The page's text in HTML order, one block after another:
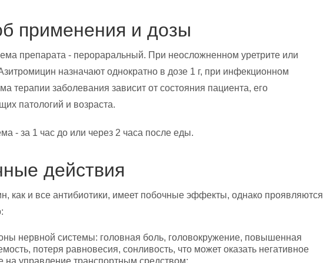
применения и дозы
препарата - перораральный. При неосложненном уретрите или
назначают однократно в дозе 1 г, при инфекционном
терапии заболевания зависит от состояния пациента, его
патологий и возраста.
- за 1 час до или через 2 часа после еды.
действия
как и все антибиотики, имеет побочные эффекты, однако проявляются
нервной системы: головная боль, головокружение, повышенная
потеря равновесия, сонливость, что может оказать негативное
на управление транспортным средством;